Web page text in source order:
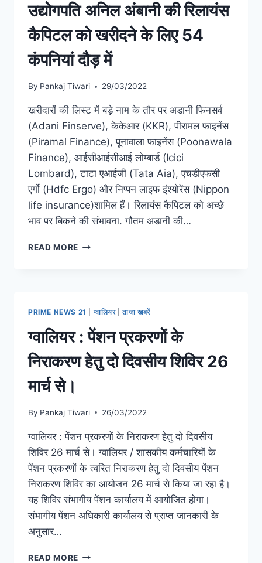
उद्योगपति अनिल अंबानी की रिलायंस
कैपिटल को खरीदने के लिए 54
कंपनियां दौड़ में
By Pankaj Tiwari 29/03/2022
खरीदारों की लिस्ट में बड़े नाम के तौर पर अडानी फिनसर्व
(Adani Finserve), केकेआर (KKR), पीरामल फाइनेंस
(Piramal Finance), पूनावाला फाइनेंस (Poonawala
Finance), आईसीआईसीआई लोम्बार्ड (Icici
Lombard), टाटा एआईजी (Tata Aia), एचडीएफसी
एर्गो (Hdfc Ergo) और निप्पन लाइफ इंश्योरेंस (Nippon
life insurance)शामिल हैं। रिलायंस कैपिटल को अच्छे
भाव पर बिकने की संभावना. गौतम अडानी की…
READ MORE
PRIME NEWS 21 ग्वालियर|ताजा खबरें
ग्वालियर : पेंशन प्रकरणों के
निराकरण हेतु दो दिवसीय शिविर 26
मार्च से।
By Pankaj Tiwari 26/03/2022
ग्वालियर : पेंशन प्रकरणों के निराकरण हेतु दो दिवसीय
शिविर 26 मार्च से। ग्वालियर / शासकीय कर्मचारियों के
पेंशन प्रकरणों के त्वरित निराकरण हेतु दो दिवसीय पेंशन
निराकरण शिविर का आयोजन 26 मार्च से किया जा रहा है।
यह शिविर संभागीय पेंशन कार्यालय में आयोजित होगा।
संभागीय पेंशन अधिकारी कार्यालय से प्राप्त जानकारी के
अनुसार…
READ MORE